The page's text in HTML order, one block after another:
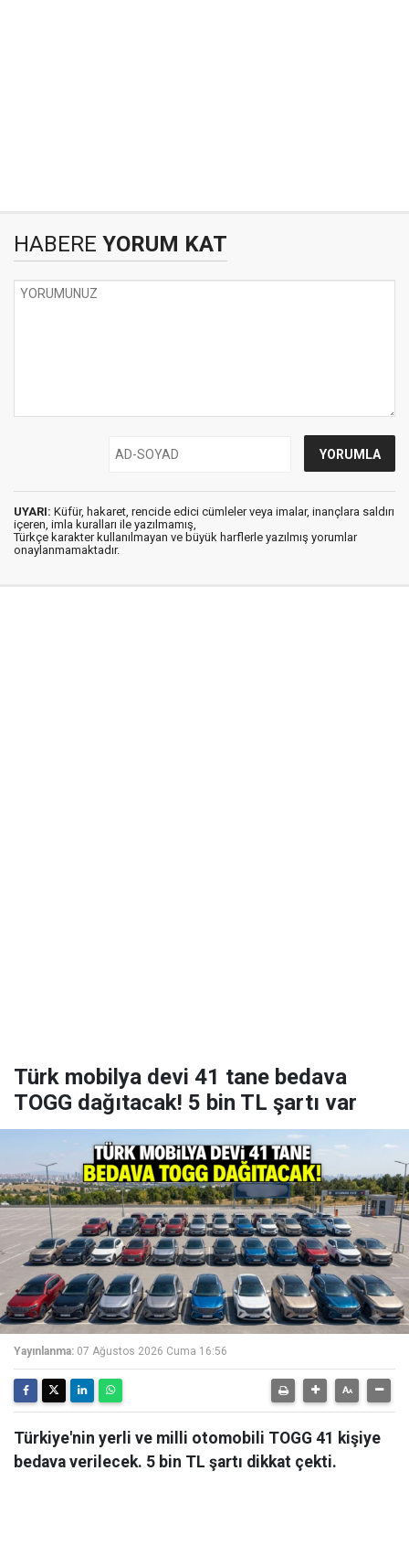
HABERE YORUM KAT
UYARI: Küfür, hakaret, rencide edici cümleler veya imalar, inançlara saldırı
içeren, imla kuralları ile yazılmamış,
Türkçe karakter kullanılmayan ve büyük harflerle yazılmış yorumlar
onaylanmamaktadır.
Türk mobilya devi 41 tane bedava
TOGG dağıtacak! 5 bin TL şartı var
Yayınlanma: 07 Ağustos 2026 Cuma 16:56
Türkiye'nin yerli ve milli otomobili TOGG 41 kişiye
bedava verilecek. 5 bin TL şartı dikkat çekti.